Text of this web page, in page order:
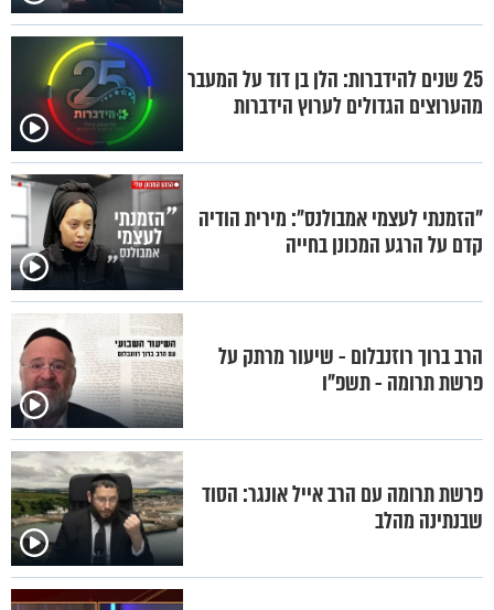
25 שנים להידברות: הלן בן דוד על המעבר
מהערוצים הגדולים לערוץ הידברות
"הזמנתי לעצמי אמבולנס": מירית הודיה
קדם על הרגע המכונן בחייה
הרב ברוך רוזנבלום - שיעור מרתק על
פרשת תרומה - תשפ"ו
פרשת תרומה עם הרב אייל אונגר: הסוד
שבנתינה מהלב